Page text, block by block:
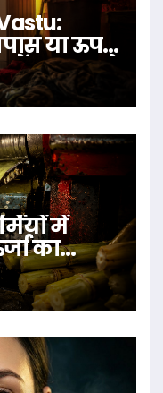
या ऊपर
क्या कहते
में
का